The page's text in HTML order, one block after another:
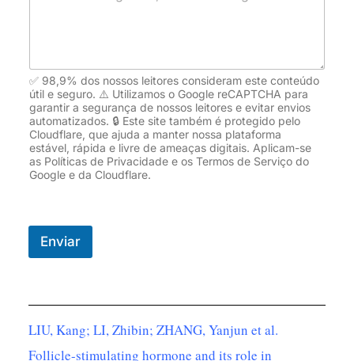
✅ 98,9% dos nossos leitores consideram este conteúdo
útil e seguro. ⚠️ Utilizamos o Google reCAPTCHA para
garantir a segurança de nossos leitores e evitar envios
automatizados. 🔒 Este site também é protegido pelo
Cloudflare, que ajuda a manter nossa plataforma
estável, rápida e livre de ameaças digitais. Aplicam-se
as Políticas de Privacidade e os Termos de Serviço do
Google e da Cloudflare.
Enviar
LIU, Kang; LI, Zhibin; ZHANG, Yanjun et al.
Follicle-stimulating hormone and its role in